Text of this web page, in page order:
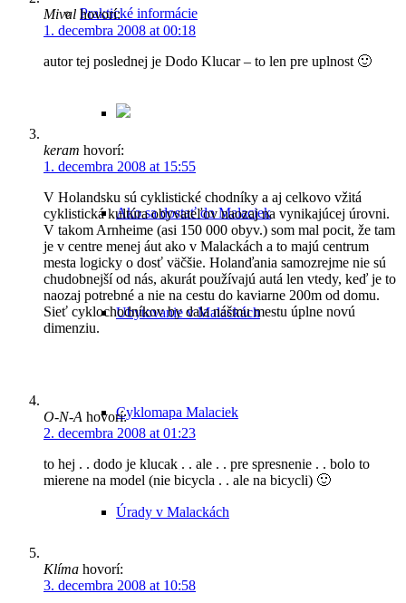
Praktické informácie
Ako sa dostať do Malaciek
Ubytovanie v Malackách
Cyklomapa Malaciek
Úrady v Malackách
Mival hovorí:
1. decembra 2008 at 00:18
autor tej poslednej je Dodo Klucar – to len pre uplnost 🙂
keram hovorí:
1. decembra 2008 at 15:55
V Holandsku sú cyklistické chodníky a aj celkovo vžitá
cyklistická kultúra obyvateľov naozaj na vynikajúcej úrovni.
V takom Arnheime (asi 150 000 obyv.) som mal pocit, že tam
je v centre menej áut ako v Malackách a to majú centrum
mesta logicky o dosť väčšie. Holanďania samozrejme nie sú
chudobnejší od nás, akurát používajú autá len vtedy, keď je to
naozaj potrebné a nie na cestu do kaviarne 200m od domu.
Sieť cyklochodníkov by dala nášmu mestu úplne novú
dimenziu.
O-N-A hovorí:
2. decembra 2008 at 01:23
to hej . . dodo je klucak . . ale . . pre spresnenie . . bolo to
mierene na model (nie bicycla . . ale na bicycli) 🙂
Klíma hovorí:
3. decembra 2008 at 10:58